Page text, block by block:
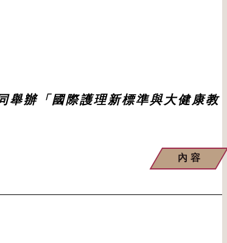
辦「國際護理新標準與大健康教
內容